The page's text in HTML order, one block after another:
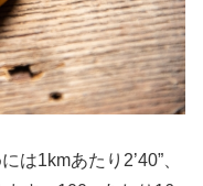
は1kmあたり2’40”、